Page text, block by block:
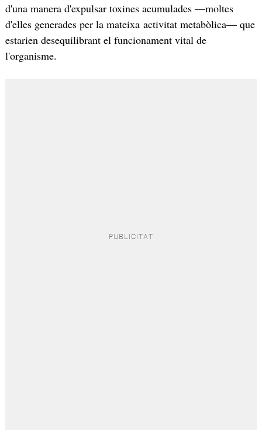
d'una manera d'expulsar toxines acumulades —moltes
d'elles generades per la mateixa activitat metabòlica— que
estarien desequilibrant el funcionament vital de
l'organisme.